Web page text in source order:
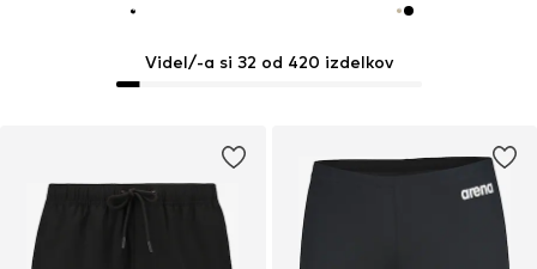
Videl/-a si 32 od 420 izdelkov